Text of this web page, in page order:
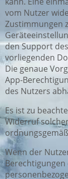
vom Nutzer
Zustimmungen
den Support
vorliegenden
Die genaue
App-
des Nutzers
Es ist zu
Widerruf
Wenn der